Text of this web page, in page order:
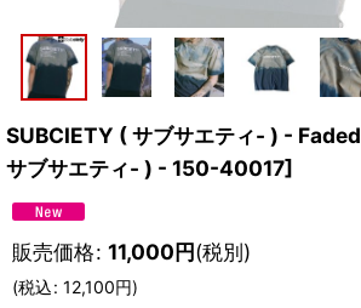
SUBCIETY ( サブサエティ- ) -
サブサエティ- ) - 150-40017]
販売価格: 11,000円(税別)
(税込: 12,100円)